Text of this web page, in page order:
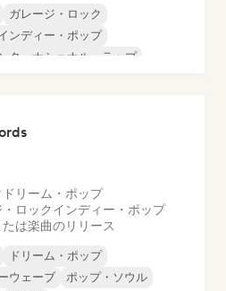
ガレージ・ロック
ンディー・ポップ
ンターナショナル・ラップ
ドリーム・ポップ
ロックインディー・ポップ
は楽曲のリリース
ドリーム・ポップ
ウェーブ
ポップ・ソウル